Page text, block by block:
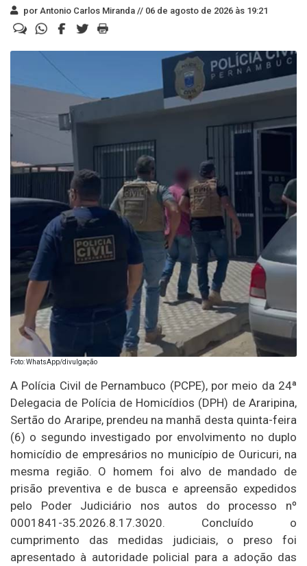
por Antonio Carlos Miranda // 06 de agosto de 2026 às 19:21
Foto: WhatsApp/divulgação
A Polícia Civil de Pernambuco (PCPE), por meio da 24ª
Delegacia de Polícia de Homicídios (DPH) de Araripina,
Sertão do Araripe, prendeu na manhã desta quinta-feira
(6) o segundo investigado por envolvimento no duplo
homicídio de empresários no município de Ouricuri, na
mesma região. O homem foi alvo de mandado de
prisão preventiva e de busca e apreensão expedidos
pelo Poder Judiciário nos autos do processo nº
0001841-35.2026.8.17.3020. Concluído o
cumprimento das medidas judiciais, o preso foi
apresentado à autoridade policial para a adoção das